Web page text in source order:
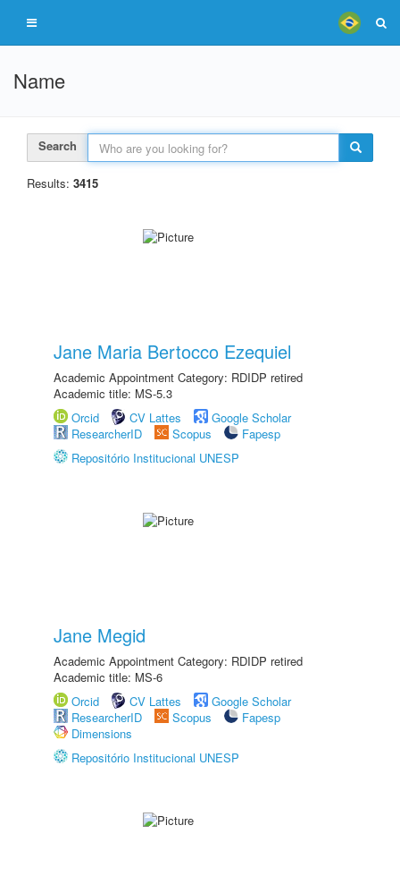
Name
Search
Results: 3415
Jane Maria Bertocco Ezequiel
Academic Appointment Category: RDIDP retired
Academic title: MS-5.3
Orcid
CV Lattes
Google Scholar
ResearcherID
Scopus
Fapesp
Repositório Institucional UNESP
Jane Megid
Academic Appointment Category: RDIDP retired
Academic title: MS-6
Orcid
CV Lattes
Google Scholar
ResearcherID
Scopus
Fapesp
Dimensions
Repositório Institucional UNESP